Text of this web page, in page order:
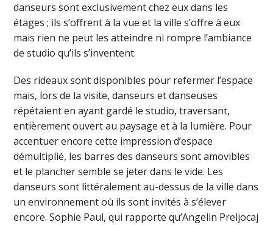
danseurs sont exclusivement chez eux dans les
étages ; ils s’offrent à la vue et la ville s’offre à eux
mais rien ne peut les atteindre ni rompre l’ambiance
de studio qu’ils s’inventent.
Des rideaux sont disponibles pour refermer l’espace
mais, lors de la visite, danseurs et danseuses
répétaient en ayant gardé le studio, traversant,
entièrement ouvert au paysage et à la lumière. Pour
accentuer encore cette impression d’espace
démultiplié, les barres des danseurs sont amovibles
et le plancher semble se jeter dans le vide. Les
danseurs sont littéralement au-dessus de la ville dans
un environnement où ils sont invités à s’élever
encore. Sophie Paul, qui rapporte qu’Angelin Preljocaj